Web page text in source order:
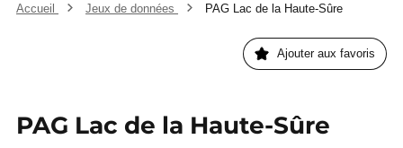
Accueil Jeux de données PAG Lac de la Haute-Sûre
Ajouter aux favoris
PAG Lac de la Haute-Sûre